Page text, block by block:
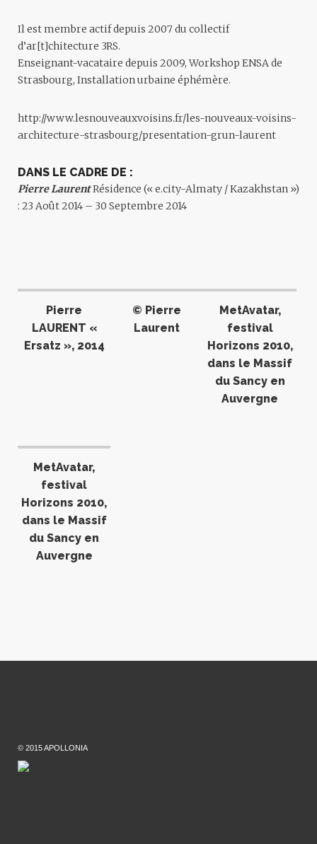
Il est membre actif depuis 2007 du collectif
d’ar[t]chitecture 3RS.
Enseignant-vacataire depuis 2009, Workshop ENSA de
Strasbourg, Installation urbaine éphémère.
http://www.lesnouveauxvoisins.fr/les-nouveaux-voisins-
architecture-strasbourg/presentation-grun-laurent
DANS LE CADRE DE :
Pierre LaurentRésidence (« e.city-Almaty / Kazakhstan »)
: 23 Août 2014 – 30 Septembre 2014
Pierre
LAURENT «
Ersatz », 2014
© Pierre
Laurent
MetAvatar,
festival
Horizons 2010,
dans le Massif
du Sancy en
Auvergne
MetAvatar,
festival
Horizons 2010,
dans le Massif
du Sancy en
Auvergne
© 2015 APOLLONIA